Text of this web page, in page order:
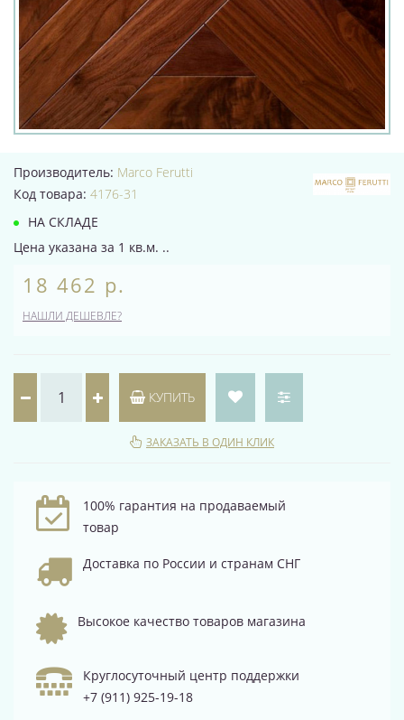
Производитель: Marco Ferutti
Код товара: 4176-31
НА СКЛАДЕ
Цена указана за 1 кв.м. ..
18 462 р.
НАШЛИ ДЕШЕВЛЕ?
КУПИТЬ
ЗАКАЗАТЬ В ОДИН КЛИК
100% гарантия на продаваемый
товар
Доставка по России и странам СНГ
Высокое качество товаров магазина
Круглосуточный центр поддержки
+7 (911) 925-19-18